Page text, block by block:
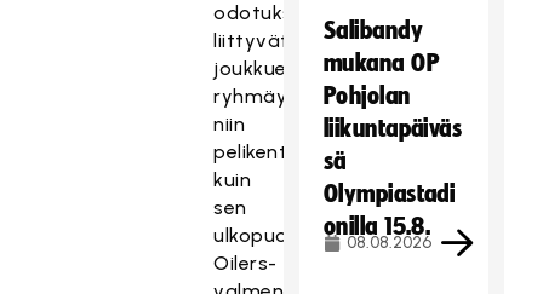
odotukset
liittyvät
joukkueen
ryhmäytymiseen
niin
pelikentällä
kuin
sen
ulkopuolella,
Oilers-
Salibandy
mukana OP
Pohjolan
liikuntapäiväs
sä
Olympiastadi
onilla 15.8.
08.08.2026